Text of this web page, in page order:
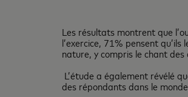
Les résultats montrent que
l’exercice, 71% pensent
nature, y compris le chant
L’étude a également révélé
des répondants dans le